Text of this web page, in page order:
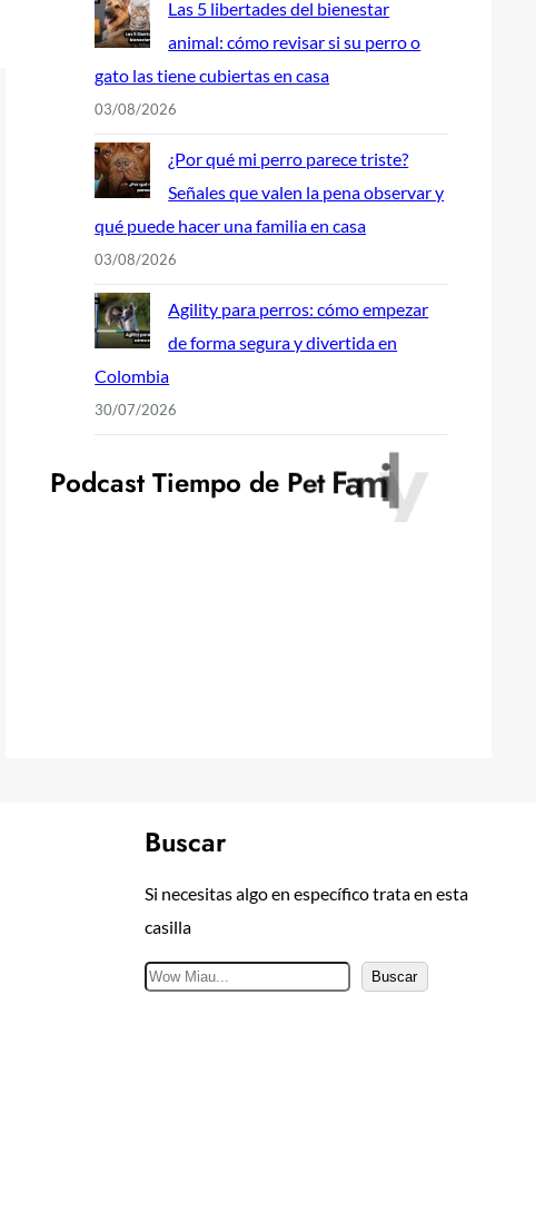
Las 5 libertades del bienestar
animal: cómo revisar si su perro o
gato las tiene cubiertas en casa
03/08/2026
¿Por qué mi perro parece triste?
Señales que valen la pena observar y
qué puede hacer una familia en casa
03/08/2026
Agility para perros: cómo empezar
de forma segura y divertida en
Colombia
30/07/2026
Podcast Tiempo de Pet Fami y
Buscar
Si necesitas algo en específico trata en esta
casilla
B
Buscar